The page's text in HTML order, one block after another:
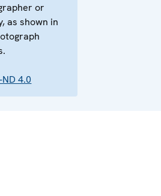
or
as shown in
ND 4.0